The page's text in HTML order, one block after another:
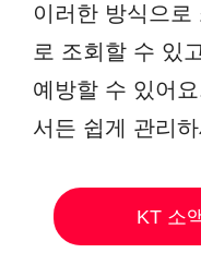
이러한 방식으로
로 조회할 수 있
예방할 수 있어
서든 쉽게 관리
KT 소